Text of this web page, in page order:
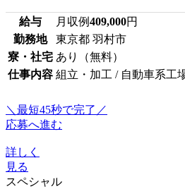
給与 月収例409,000円
勤務地
東京都 羽村市
寮・社宅 あり（無料）
仕事内容 組立・加工 / 自動車系工
＼最短45秒で完了／
応募へ進む
詳しく
見る
スペシャル